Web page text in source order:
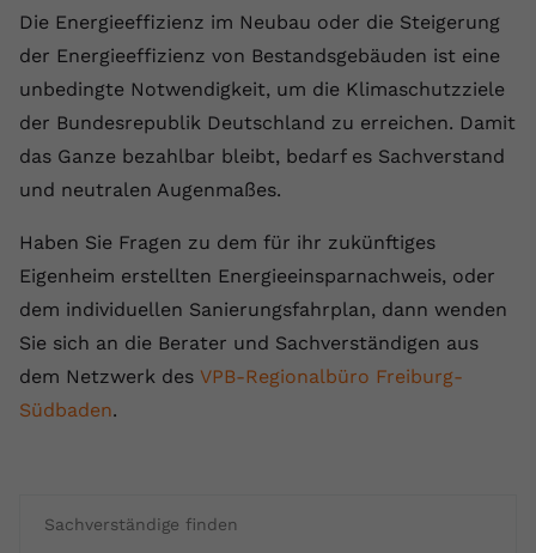
Sachverständige finden
Die Energieeffizienz im Neubau oder die Steigerung
der Energieeffizienz von Bestandsgebäuden ist eine
unbedingte Notwendigkeit, um die Klimaschutzziele
der Bundesrepublik Deutschland zu erreichen. Damit
das Ganze bezahlbar bleibt, bedarf es Sachverstand
und neutralen Augenmaßes.
Haben Sie Fragen zu dem für ihr zukünftiges
Eigenheim erstellten Energieeinsparnachweis, oder
dem individuellen Sanierungsfahrplan, dann wenden
Sie sich an die Berater und Sachverständigen aus
dem Netzwerk des VPB-Regionalbüro Freiburg-
Südbaden.